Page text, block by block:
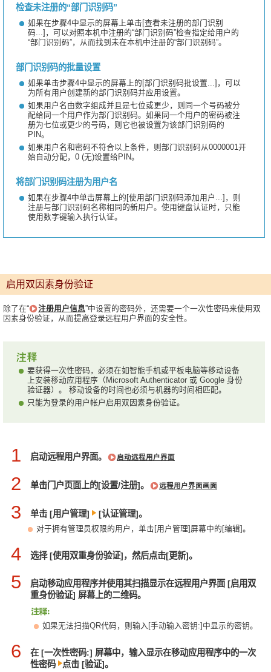
检查未注册的“部门识别码”
如果在步骤4中显示的屏幕上单击[查看未注册的部门识别
码...]，可以对照本机中注册的“部门识别码”检查指定给用户的
“部门识别码”，从而找到未在本机中注册的“部门识别码”。
部门识别码的批量设置
如果单击步骤4中显示的屏幕上的[部门识别码批设置...]，可以
为所有用户创建新的部门识别码并应用设置。
如果用户名由数字组成并且是七位或更少，则同一个号码被分
配给同一个用户作为部门识别码。如果同一个用户的密码被注
册为七位或更少的号码，则它也被设置为该部门识别码的
PIN。
如果用户名和密码不符合以上条件，则部门识别码从0000001开
始自动分配，0 (无)设置给PIN。
将部门识别码注册为用户名
如果在步骤4中单击屏幕上的[使用部门识别码添加用户...]，则
注册与部门识别码名称相同的新用户。使用键盘认证时，只能
使用数字键输入执行认证。
启用双因素身份验证
除了在“ 注册用户信息”中设置的密码外，还需要一个一次性密码来使用双
因素身份验证，从而提高登录远程用户界面的安全性。
要获得一次性密码，必须在如智能手机或平板电脑等移动设备
上安装移动应用程序（Microsoft Authenticator 或 Google 身份
验证器）。 移动设备的时间也必须与机器的时间相匹配。
只能为登录的用户帐户启用双因素身份验证。
1 启动远程用户界面。 启动远程用户界面
2 单击门户页面上的[设置/注册]。 远程用户界面画面
3 单击 [用户管理] [认证管理]。
对于拥有管理员权限的用户，单击[用户管理]屏幕中的[编辑]。
4 选择 [使用双重身份验证]，然后点击[更新]。
5
启动移动应用程序并使用其扫描显示在远程用户界面 [启用双
重身份验证] 屏幕上的二维码。
如果无法扫描QR代码，则输入[手动输入密钥:]中显示的密钥。
6
在 [一次性密码:] 屏幕中，输入显示在移动应用程序中的一次
性密码
点击 [验证]。